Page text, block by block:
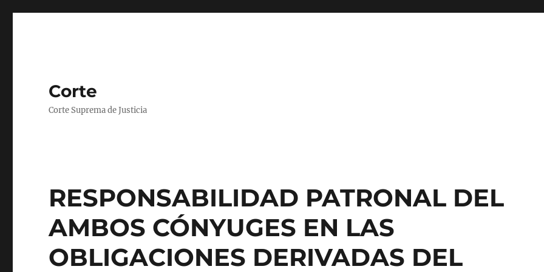
Corte
Corte Suprema de Justicia
RESPONSABILIDAD PATRONAL DEL
AMBOS CÓNYUGES EN LAS
OBLIGACIONES DERIVADAS DEL